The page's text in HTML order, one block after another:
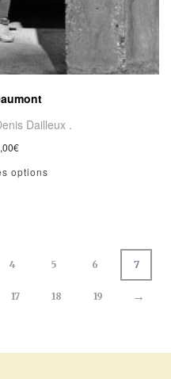
Dailleux .
€
options
4 5 6 7
17 18 19 →